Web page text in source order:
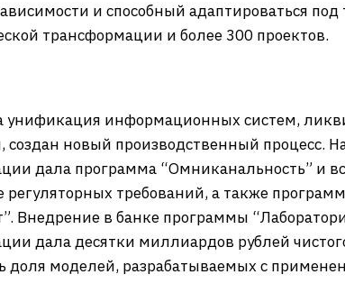
и способный адаптироваться
трансформации и более 300 проектов.
информационных систем,
создан новый производственный
дала программа “Омниканальность” и
требований, а также
Внедрение в банке программы
дала десятки миллиардов рублей
доля моделей, разрабатываемых с